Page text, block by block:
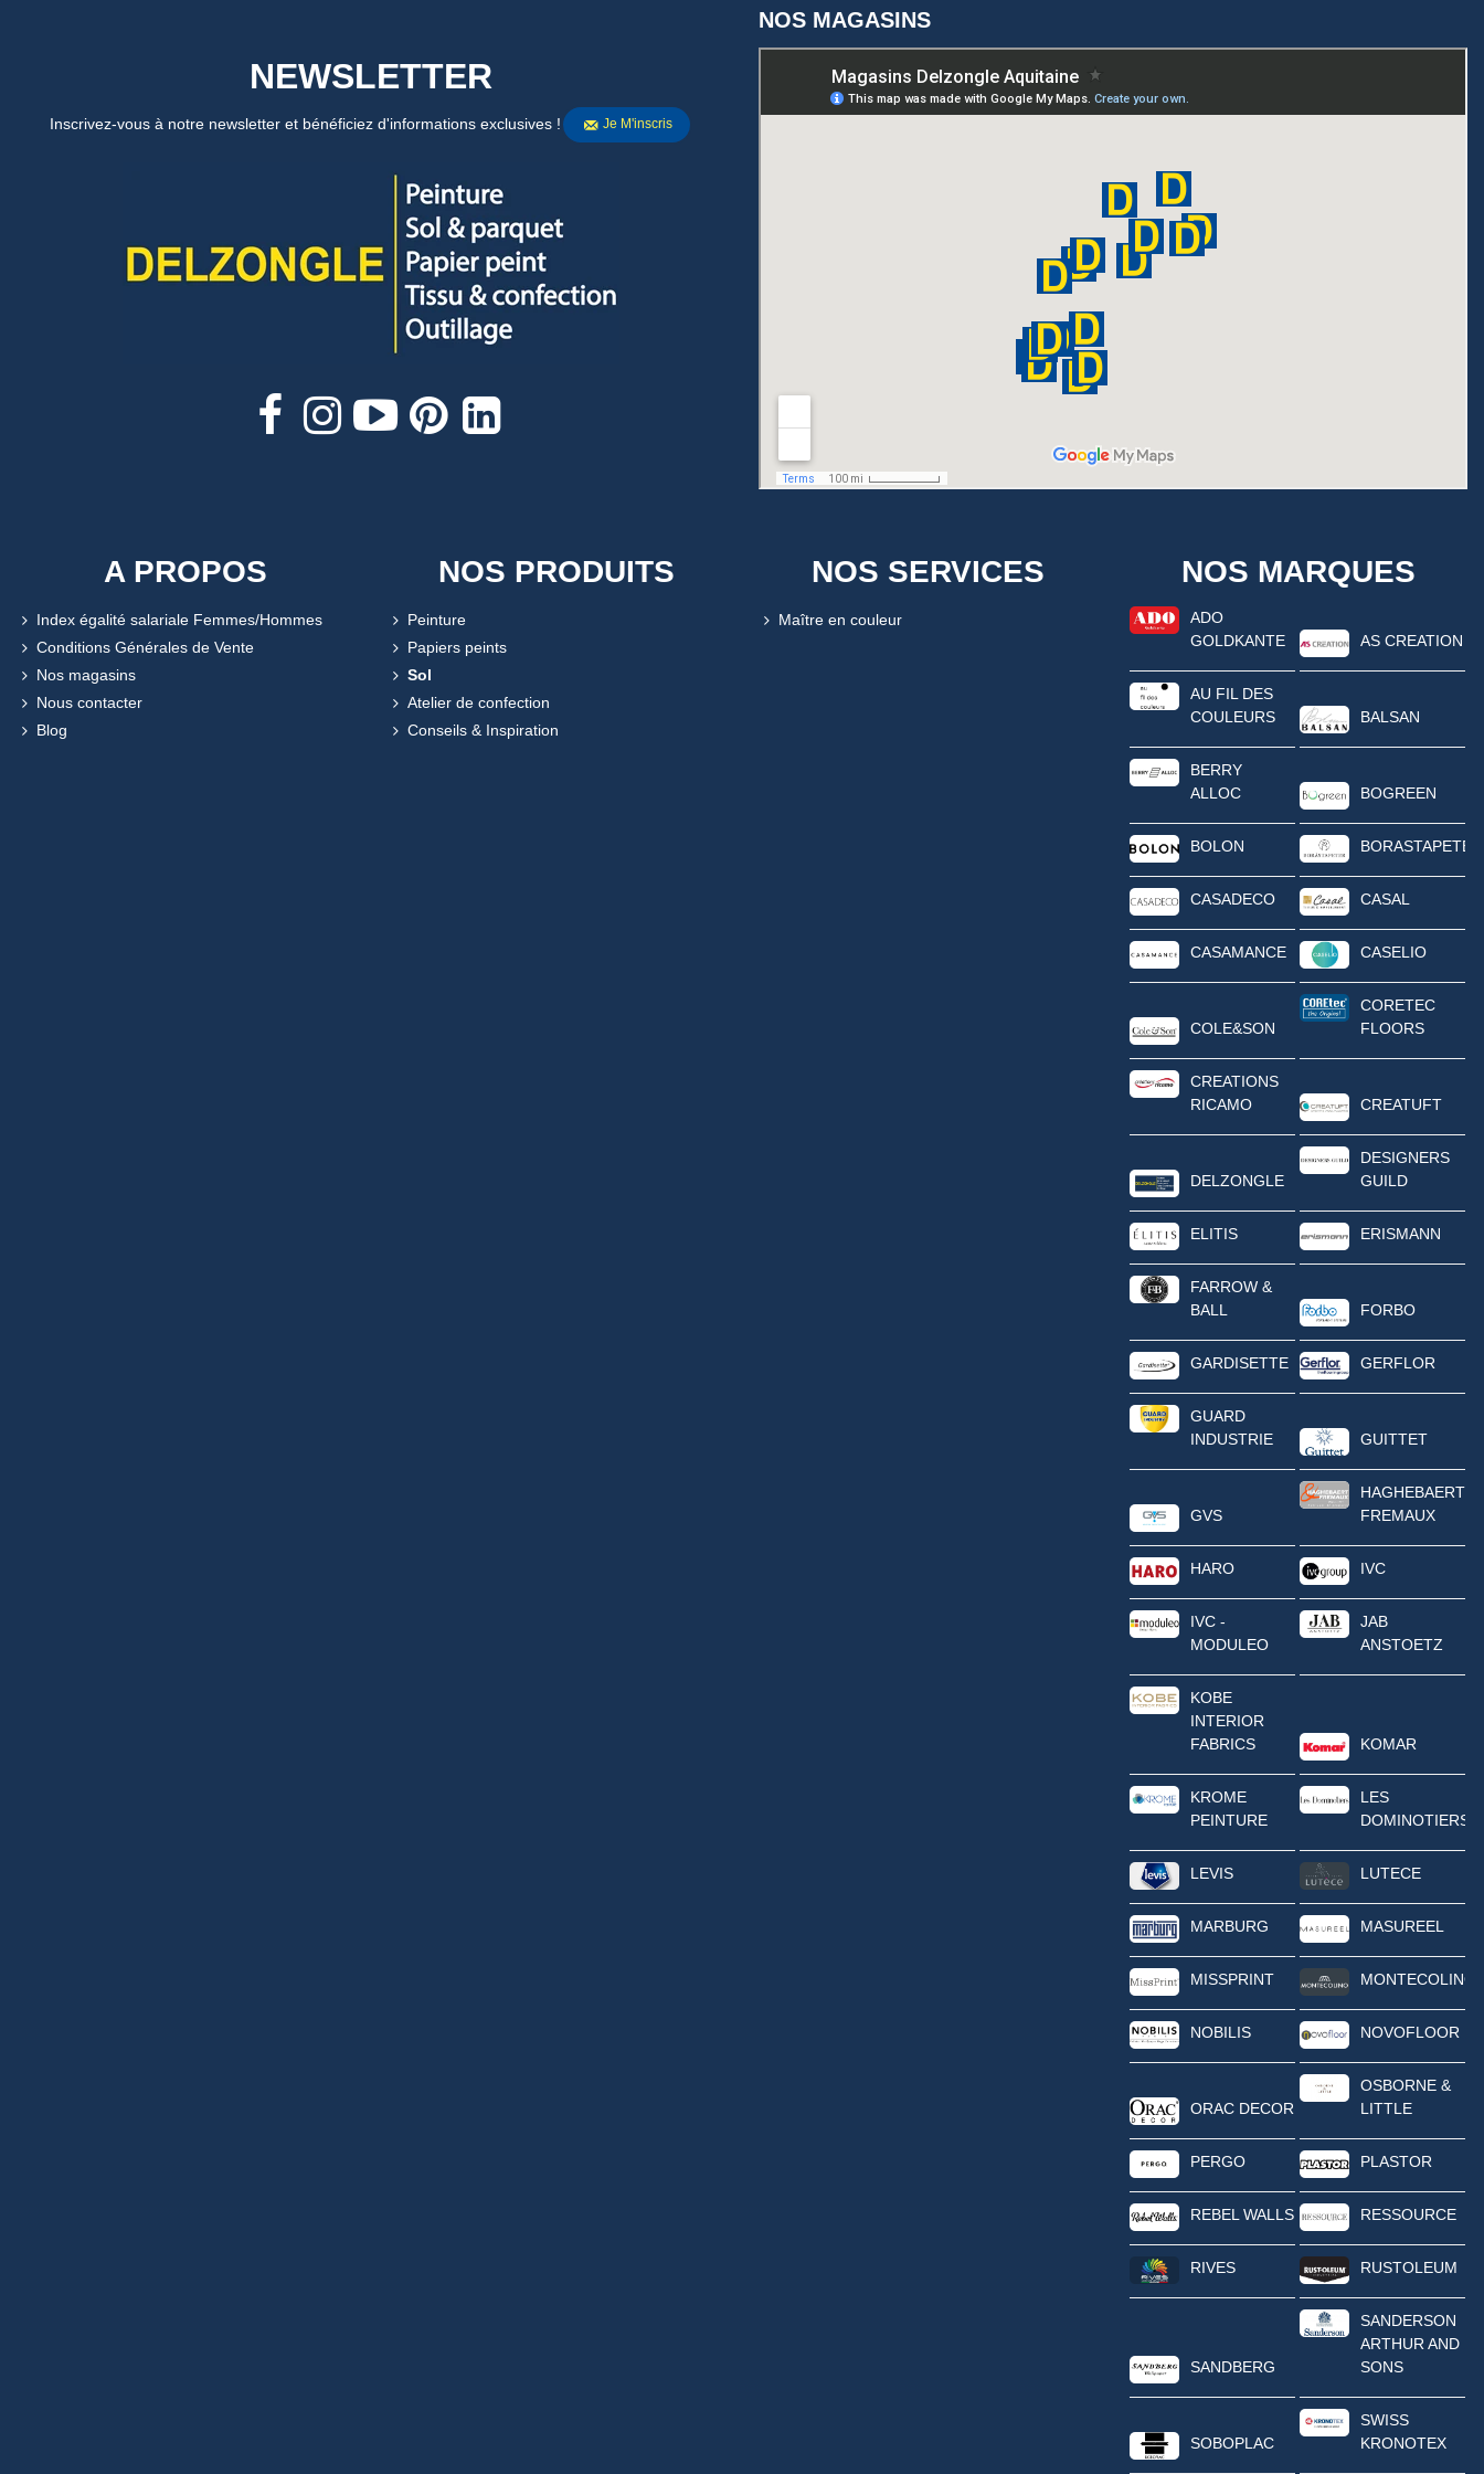
NEWSLETTER
Inscrivez-vous à notre newsletter et bénéficiez d'informations exclusives ! Je M'inscris
NOS MAGASINS
A PROPOS
Index égalité salariale Femmes/Hommes
Conditions Générales de Vente
Nos magasins
Nous contacter
Blog
NOS PRODUITS
Peinture
Papiers peints
Sol
Atelier de confection
Conseils & Inspiration
NOS SERVICES
Maître en couleur
NOS MARQUES
ADO
GOLDKANTE
AS CREATION
AU FIL DES
COULEURS
BALSAN
BERRY
ALLOC
BOGREEN
BOLON BORASTAPETER
CASADECO CASAL
CASAMANCE CASELIO
COLE&SON
CORETEC
FLOORS
CREATIONS
RICAMO
CREATUFT
DELZONGLE
DESIGNERS
GUILD
ELITIS ERISMANN
FARROW &
BALL
FORBO
GARDISETTE GERFLOR
GUARD
INDUSTRIE
GUITTET
GVS
HAGHEBAERT
FREMAUX
HARO IVC
IVC -
MODULEO
JAB
ANSTOETZ
KOBE
INTERIOR
FABRICS
KOMAR
KROME
PEINTURE
LES
DOMINOTIERS
LEVIS LUTECE
MARBURG MASUREEL
MISSPRINT MONTECOLINO
NOBILIS NOVOFLOOR
ORAC DECOR
OSBORNE &
LITTLE
PERGO PLASTOR
REBEL WALLS RESSOURCE
RIVES RUSTOLEUM
SANDBERG
SANDERSON
ARTHUR AND
SONS
SOBOPLAC
SWISS
KRONOTEX